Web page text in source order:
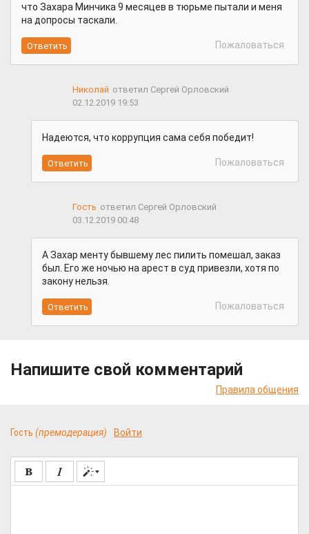
что Захара Минчика 9 месяцев в тюрьме пытали и меня
на допросы таскали.
Пожаловаться
Николай ответил Сергей Орловский
02.12.2019 19:53
Надеются, что коррупция сама себя победит!
Пожаловаться
Гость ответил Сергей Орловский
03.12.2019 00:48
А Захар менту бывшему лес пилить помешал, заказ
был. Его же ночью на арест в суд привезли, хотя по
закону нельзя.
Пожаловаться
Напишите свой комментарий
Правила общения
Гость (премодерация) Войти